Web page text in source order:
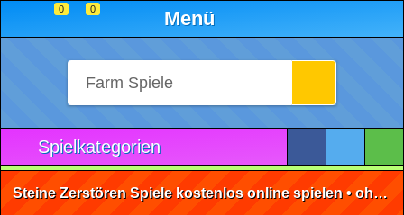
0 0 Menü
Spielkategorien
Steine Zerstören Spiele kostenlos online spielen • ohne Anmeldung 🕹️